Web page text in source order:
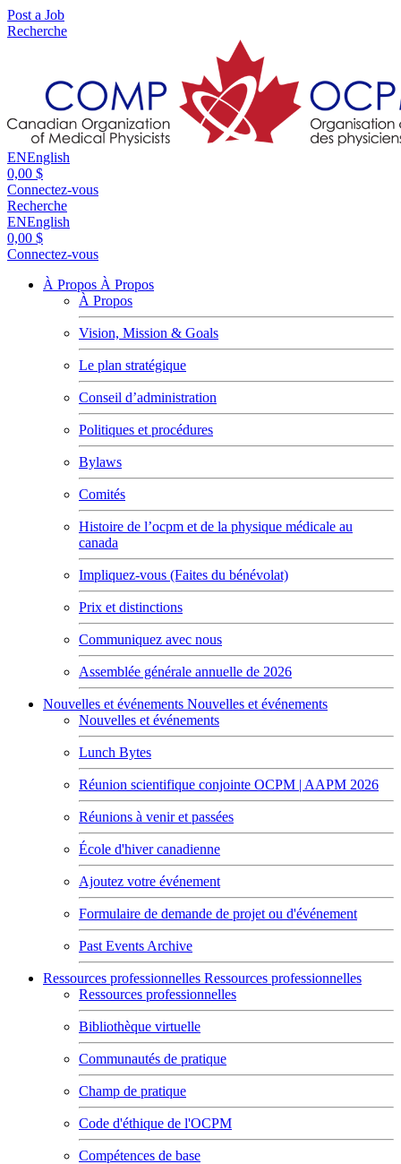
Post a Job
Recherche
ENEnglish
0,00 $
Connectez-vous
Recherche
ENEnglish
0,00 $
Connectez-vous
À Propos À Propos
À Propos
Vision, Mission & Goals
Le plan stratégique
Conseil d’administration
Politiques et procédures
Bylaws
Comités
Histoire de l’ocpm et de la physique médicale au
canada
Impliquez-vous (Faites du bénévolat)
Prix et distinctions
Communiquez avec nous
Assemblée générale annuelle de 2026
Nouvelles et événements Nouvelles et événements
Nouvelles et événements
Lunch Bytes
Réunion scientifique conjointe OCPM | AAPM 2026
Réunions à venir et passées
École d'hiver canadienne
Ajoutez votre événement
Formulaire de demande de projet ou d'événement
Past Events Archive
Ressources professionnelles Ressources professionnelles
Ressources professionnelles
Bibliothèque virtuelle
Communautés de pratique
Champ de pratique
Code d'éthique de l'OCPM
Compétences de base